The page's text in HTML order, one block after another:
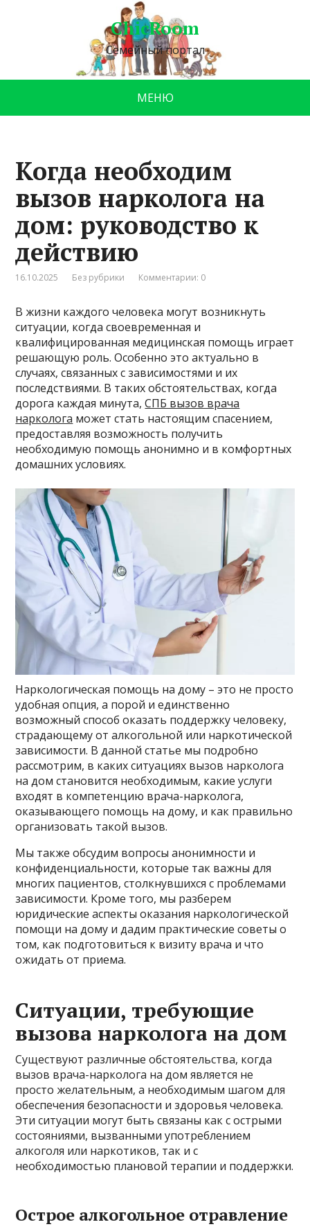
ChicRoom
Семейный портал
МЕНЮ
Когда необходим
вызов нарколога на
дом: руководство к
действию
16.10.2025 Без рубрики Комментарии: 0
В жизни каждого человека могут возникнуть
ситуации, когда своевременная и
квалифицированная медицинская помощь играет
решающую роль. Особенно это актуально в
случаях, связанных с зависимостями и их
последствиями. В таких обстоятельствах, когда
дорога каждая минута,СПБ вызов врача
нарколога может стать настоящим спасением,
предоставляя возможность получить
необходимую помощь анонимно и в комфортных
домашних условиях.
Наркологическая помощь на дому – это не просто
удобная опция, а порой и единственно
возможный способ оказать поддержку человеку,
страдающему от алкогольной или наркотической
зависимости. В данной статье мы подробно
рассмотрим, в каких ситуациях вызов нарколога
на дом становится необходимым, какие услуги
входят в компетенцию врача-нарколога,
оказывающего помощь на дому, и как правильно
организовать такой вызов.
Мы также обсудим вопросы анонимности и
конфиденциальности, которые так важны для
многих пациентов, столкнувшихся с проблемами
зависимости. Кроме того, мы разберем
юридические аспекты оказания наркологической
помощи на дому и дадим практические советы о
том, как подготовиться к визиту врача и что
ожидать от приема.
Ситуации, требующие
вызова нарколога на дом
Существуют различные обстоятельства, когда
вызов врача-нарколога на дом является не
просто желательным, а необходимым шагом для
обеспечения безопасности и здоровья человека.
Эти ситуации могут быть связаны как с острыми
состояниями, вызванными употреблением
алкоголя или наркотиков, так и с
необходимостью плановой терапии и поддержки.
Острое алкогольное отравление